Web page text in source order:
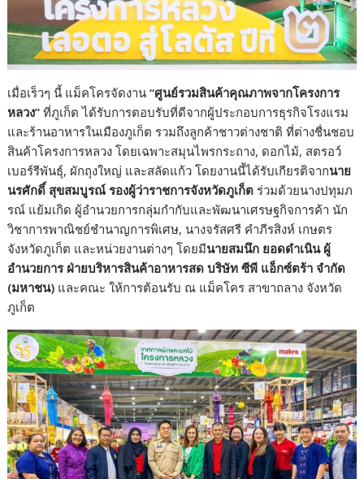
เมื่อเร็วๆ นี้ แม็คโครจัดงาน“ศูนย์รวมสินค้าคุณภาพจากโครงการ
หลวง” ที่ภูเก็ต ได้รับการตอบรับที่ดีจากผู้ประกอบการธุรกิจโรงแรม
และร้านอาหารในเมืองภูเก็ต รวมถึงลูกค้าชาวต่างชาติ ที่ต่างชื่นชอบ
สินค้าโครงการหลวง โดยเฉพาะสมุนไพรกระถาง, ดอกไม้, สตรอว์
เบอร์รีพันธุ์, ผักถุงใหญ่ และสลัดแก้ว โดยงานนี้ได้รับเกียรติจากนาย
นรศักดิ์ สุขสมบูรณ์ รองผู้ว่าราชการจังหวัดภูเก็ต ร่วมด้วยนางปทุมภ
รณ์ แย้มเกิด ผู้อำนวยการกลุ่มกำกับและพัฒนาเศรษฐกิจการค้า นัก
วิชาการพาณิชย์ชำนาญการพิเศษ, นางจรัสศรี คำภีรสิงห์ เกษตร
จังหวัดภูเก็ต และหน่วยงานต่างๆ โดยมีนายสมนึก ยอดดำเนิน ผู้
อำนวยการ ฝ่ายบริหารสินค้าอาหารสด บริษัท ซีพี แอ็กซ์ตร้า จำกัด
(มหาชน) และคณะ ให้การต้อนรับ ณ แม็คโคร สาขาถลาง จังหวัด
ภูเก็ต